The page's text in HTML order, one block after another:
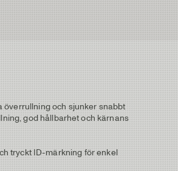
överrullning och sjunker snabbt
god hållbarhet och kärnans
tryckt ID-märkning för enkel